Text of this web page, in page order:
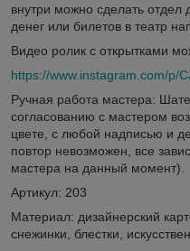
внутри можно сделать отдел
денег или билетов в театр
Видео ролик с открытками
https://www.instagram.com/p/
Ручная работа мастера:
согласованию с мастером
цвете, с любой надписью и
повтор невозможен, все
мастера на данный момент).
Артикул: 203
Материал: дизайнерский
снежинки, блестки,